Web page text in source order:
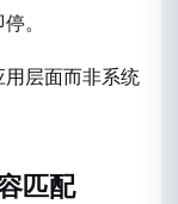
。
用层面而非系统
匹配